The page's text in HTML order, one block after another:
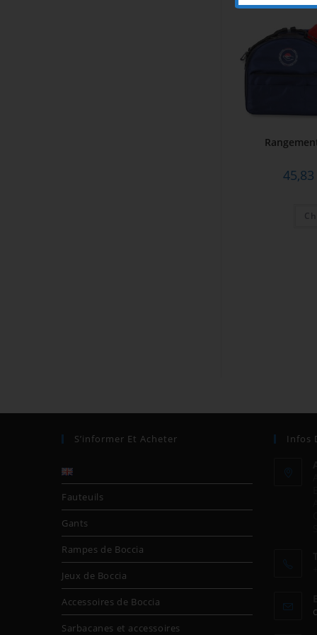
45,83
S’informer Et Acheter
Fauteuils
Gants
Rampes de Boccia
Jeux de Boccia
Accessoires de Boccia
Sarbacanes et accessoires
Infos